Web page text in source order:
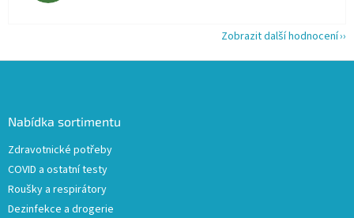
Zobrazit další hodnocení
Nabídka sortimentu
Zdravotnické potřeby
COVID a ostatní testy
Roušky a respirátory
Dezinfekce a drogerie